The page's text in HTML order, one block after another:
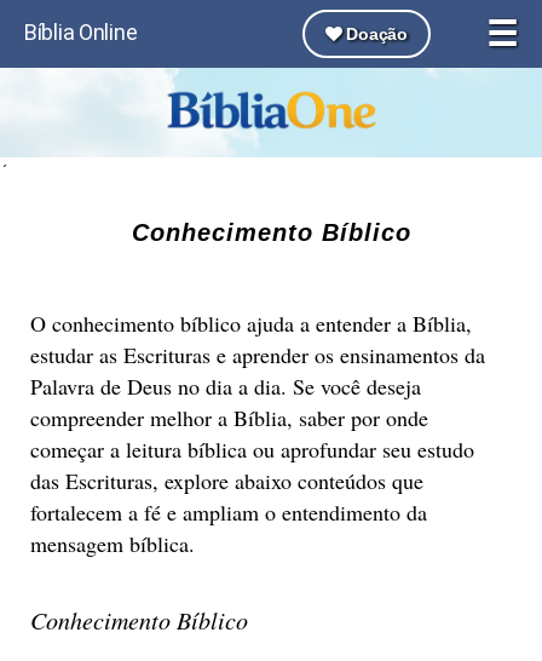
☰
Bíblia Online Doação
´
Conhecimento Bíblico
O conhecimento bíblico ajuda a entender a Bíblia,
estudar as Escrituras e aprender os ensinamentos da
Palavra de Deus no dia a dia. Se você deseja
compreender melhor a Bíblia, saber por onde
começar a leitura bíblica ou aprofundar seu estudo
das Escrituras, explore abaixo conteúdos que
fortalecem a fé e ampliam o entendimento da
mensagem bíblica.
Conhecimento Bíblico